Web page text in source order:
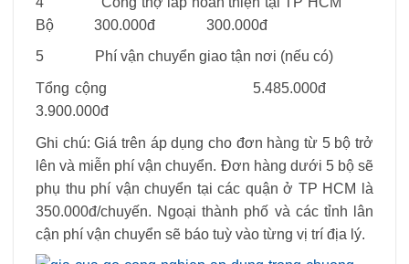
Bộ 300.000đ 300.000đ
5 Phí vận chuyển giao tận nơi (nếu có)
Tổng cộng 5.485.000đ
3.900.000đ
Ghi chú: Giá trên áp dụng cho đơn hàng từ 5 bộ trở
lên và miễn phí vận chuyển. Đơn hàng dưới 5 bộ sẽ
phụ thu phí vận chuyển tại các quận ở TP HCM là
350.000đ/chuyến. Ngoại thành phố và các tỉnh lân
cận phí vận chuyển sẽ báo tuỳ vào từng vị trí địa lý.